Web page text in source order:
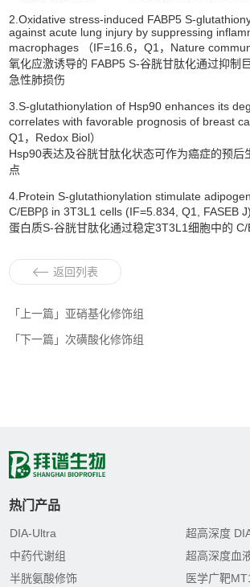
2.Oxidative stress-induced FABP5 S-
against acute lung injury by suppressing
macrophages （IF=16.6，Q1，Nature
氧化应激诱导的 FABP5 S-谷胱甘肽化通过抑制
急性肺损伤
3.S-glutathionylation of Hsp90 enhances its
correlates with favorable prognosis of breast
Q1，Redox Biol）
Hsp90表达及谷胱甘肽化状态可作为癌症的预后
点
4.Protein S-glutathionylation stimulate
C/EBPβ in 3T3L1 cells (IF=5.834, Q1, FASEB
蛋白质S-谷胱甘肽化通过稳定3T3L1细胞中的
返回列表
「上一篇」亚硝基化修饰组
「下一篇」次磺酸化修饰组
热门产品
DIA-Ultra
超高深度
中药代谢组
超高深度血
半胱氨酸修饰
医学广靶